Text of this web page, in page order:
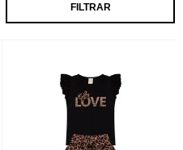
FILTRAR